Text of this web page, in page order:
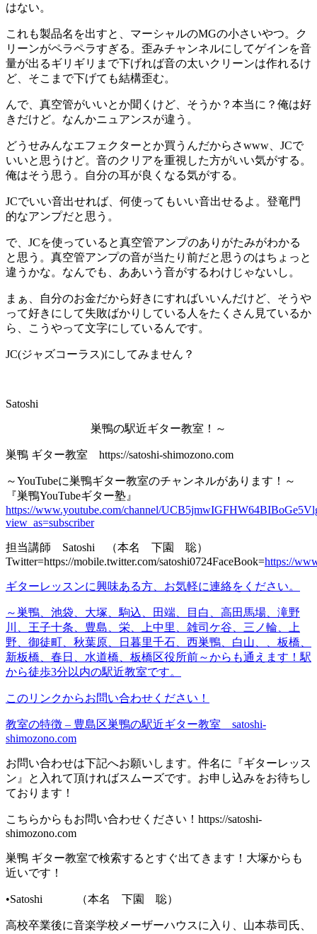
はない。
これも製品名を出すと、マーシャルのMGの小さいやつ。ク
リーンがペラペラすぎる。歪みチャンネルにしてゲインを音
量が出るギリギリまで下げれば音の太いクリーンは作れるけ
ど、そこまで下げても結構歪む。
んで、真空管がいいとか聞くけど、そうか？本当に？俺は好
きだけど。なんかニュアンスが違う。
どうせみんなエフェクターとか買うんだからさwww、JCで
いいと思うけど。音のクリアを重視した方がいい気がする。
俺はそう思う。自分の耳が良くなる気がする。
JCでいい音出せれば、何使ってもいい音出せるよ。登竜門
的なアンプだと思う。
で、JCを使っていると真空管アンプのありがたみがわかる
と思う。真空管アンプの音が当たり前だと思うのはちょっと
違うかな。なんでも、ああいう音がするわけじゃないし。
まぁ、自分のお金だから好きにすればいいんだけど、そうや
って好きにして失敗ばかりしている人をたくさん見ているか
ら、こうやって文字にしているんです。
JC(ジャズコーラス)にしてみません？
Satoshi
巣鴨の駅近ギター教室！～
巣鴨 ギター教室 https://satoshi-shimozono.com
～YouTubeに巣鴨ギター教室のチャンネルがあります！～
『巣鴨YouTubeギター塾』
https://www.youtube.com/channel/
view_as=subscriber
担当講師 Satoshi （本名 下園 聡）
Twitter=https://mobile.twitter.com/satoshi0724FaceBook=https://
ギターレッスンに興味ある方、お気軽に連絡をください。
～巣鴨、池袋、大塚、駒込、田端、目白、 高田馬場、滝野
川、王子十条、豊島、栄、上中里、 雑司ケ谷、三ノ輪、上
野、 御徒町、秋葉原、日暮里千石、西巣鴨、白山、、板橋、
新板橋、春日、水道橋、板橋区役所前～からも通えます！ 駅
から徒歩3分以内の駅近教室です。
このリンクからお問い合わせください！
教室の特徴 – 豊島区巣鴨の駅近ギター教室 satoshi-
shimozono.com
お問い合わせは下記へお願いします。件名に『ギターレッス
ン』と入れて頂ければスムーズです。お申し込みをお待ちし
ております！
こちらからもお問い合わせください！https://satoshi-
shimozono.com
巣鴨 ギター教室で検索するとすぐ出てきます！大塚からも
近いです！
•Satoshi （本名 下園 聡）
高校卒業後に音楽学校メーザーハウスに入り、山本恭司氏、